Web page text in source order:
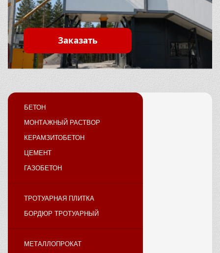
Заказать
БЕТОН
МОНТАЖНЫЙ РАСТВОР
КЕРАМЗИТОБЕТОН
ЦЕМЕНТ
ГАЗОБЕТОН
ТРОТУАРНАЯ ПЛИТКА
БОРДЮР ТРОТУАРНЫЙ
МЕТАЛЛОПРОКАТ